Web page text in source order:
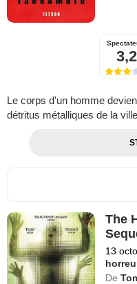
3,2
Le corps d'un homme
détritus métalliques de la
The
13
De